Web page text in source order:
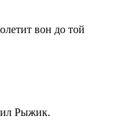
вон до той
Рыжик.